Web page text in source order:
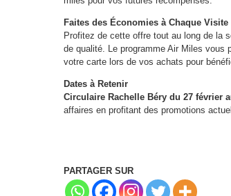
Faites des Économies à Chaque Visite
Profitez de cette offre tout au long de la
de qualité. Le programme Air Miles vous
votre carte lors de vos achats pour
Dates à Retenir
Circulaire Rachelle Béry du 27 février
affaires en profitant des promotions
PARTAGER SUR